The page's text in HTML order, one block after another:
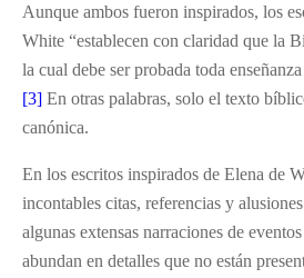
Aunque ambos fueron inspirados, los
White “establecen con claridad que la
la cual debe ser probada toda
[3] En otras palabras, solo el texto
canónica.
En los escritos inspirados de Elena de
incontables citas, referencias y
algunas extensas narraciones de
abundan en detalles que no están